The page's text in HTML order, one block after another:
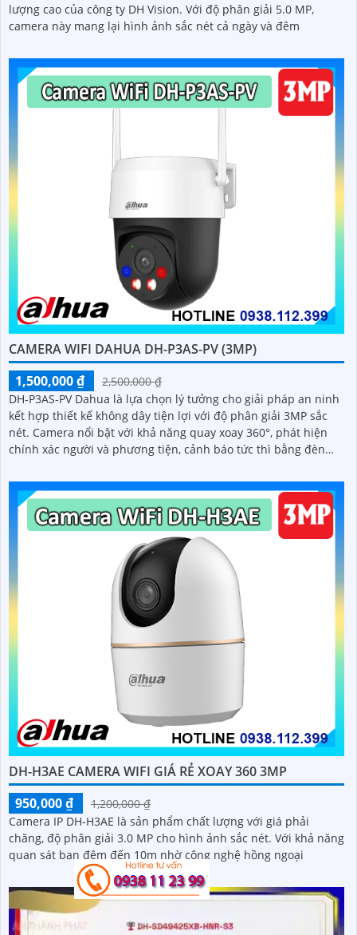
lượng cao của công ty DH Vision. Với độ phân giải 5.0 MP,
camera này mang lại hình ảnh sắc nét cả ngày và đêm
CAMERA WIFI DAHUA DH-P3AS-PV (3MP)
1,500,000 ₫
2,500,000 ₫
DH-P3AS-PV Dahua là lựa chọn lý tưởng cho giải pháp an ninh
kết hợp thiết kế không dây tiện lợi với độ phân giải 3MP sắc
nét. Camera nổi bật với khả năng quay xoay 360°, phát hiện
chính xác người và phương tiện, cảnh báo tức thì bằng đèn
DH-H3AE CAMERA WIFI GIÁ RẺ XOAY 360 3MP
950,000 ₫
1,200,000 ₫
Camera IP DH-H3AE là sản phẩm chất lượng với giá phải
chăng, độ phân giải 3.0 MP cho hình ảnh sắc nét. Với khả năng
quan sát ban đêm đến 10m nhờ công nghệ hồng ngoại